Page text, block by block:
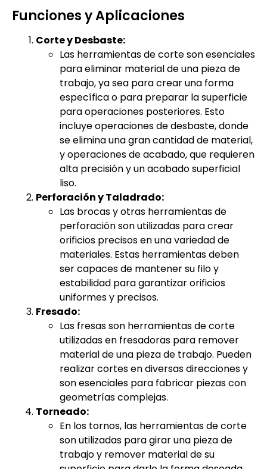
Funciones y Aplicaciones
Corte y Desbaste:
Las herramientas de corte son esenciales
para eliminar material de una pieza de
trabajo, ya sea para crear una forma
específica o para preparar la superficie
para operaciones posteriores. Esto
incluye operaciones de desbaste, donde
se elimina una gran cantidad de material,
y operaciones de acabado, que requieren
alta precisión y un acabado superficial
liso.
Perforación y Taladrado:
Las brocas y otras herramientas de
perforación son utilizadas para crear
orificios precisos en una variedad de
materiales. Estas herramientas deben
ser capaces de mantener su filo y
estabilidad para garantizar orificios
uniformes y precisos.
Fresado:
Las fresas son herramientas de corte
utilizadas en fresadoras para remover
material de una pieza de trabajo. Pueden
realizar cortes en diversas direcciones y
son esenciales para fabricar piezas con
geometrías complejas.
Torneado:
En los tornos, las herramientas de corte
son utilizadas para girar una pieza de
trabajo y remover material de su